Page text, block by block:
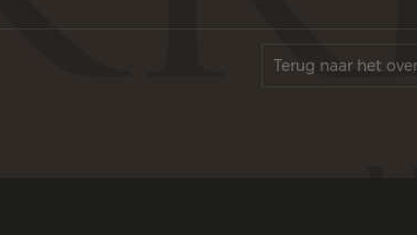
Terug naar het